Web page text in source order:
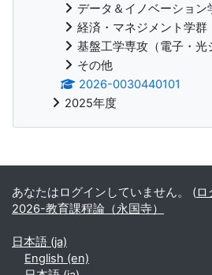
データ＆イノベーション
経済・マネジメント学群
基盤工学専攻（電子・光
その他
2026-0030440101
2025年度
補助ブロック
あなたはログインしていません。 (ロ
2026-教育課程論（永国寺）
日本語 ‎(ja)‎
English ‎(en)‎